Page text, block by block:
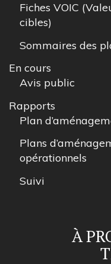
Fiches VOIC
cibles)
Sommaires des
En cours
Avis public
Rapports
Plan
Plans
opérationnels
Suivi
À